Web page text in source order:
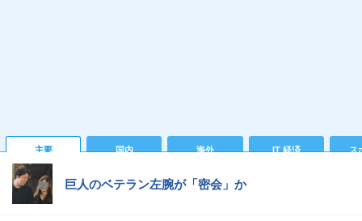
主要 国内 海外 IT 経済 ス
巨人のベテラン左腕が「密会」か